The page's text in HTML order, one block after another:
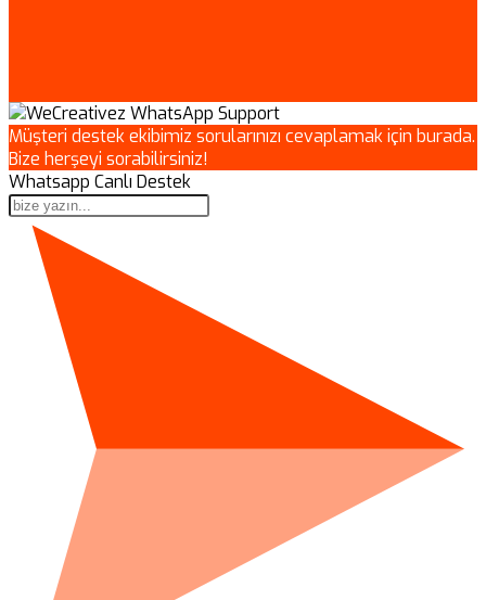
Müşteri destek ekibimiz sorularınızı cevaplamak için burada.
Bize herşeyi sorabilirsiniz!
Whatsapp Canlı Destek